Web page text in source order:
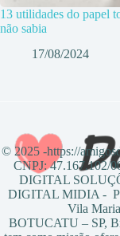
13 utilidades do papel
não sabia
17/08/2024
© 2025 -https://
CNPJ: 47.167.102/
DIGITAL
DIGITAL MIDIA -
Vila
BOTUCATU – SP,